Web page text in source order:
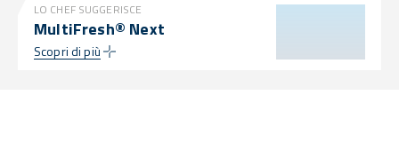
LO CHEF SUGGERISCE
MultiFresh® Next
Scopri di più